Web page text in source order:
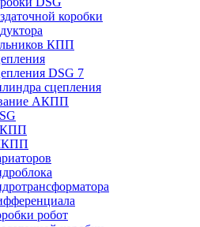
коробки
КПП
DSG 7
сцепления
АКПП
робот